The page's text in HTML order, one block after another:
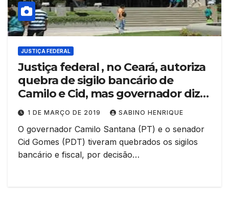
JUSTIÇA FEDERAL
Justiça federal , no Ceará, autoriza
quebra de sigilo bancário de
Camilo e Cid, mas governador diz
que não tem conhecimento do
fato
1 DE MARÇO DE 2019 SABINO HENRIQUE
O governador Camilo Santana (PT) e o senador
Cid Gomes (PDT) tiveram quebrados os sigilos
bancário e fiscal, por decisão…